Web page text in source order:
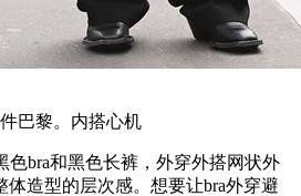
巴黎。内搭心机
bra和黑色长裤，外穿外搭网状外
造型的层次感。想要让bra外穿避